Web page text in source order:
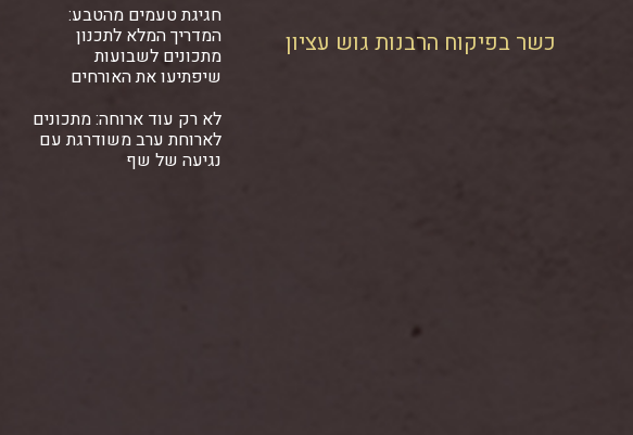
כשר בפיקוח הרבנות גוש עציון
חגיגת טעמים מהטבע:
המדריך המלא לתכנון
מתכונים לשבועות
שיפתיעו את האורחים
לא רק עוד ארוחה: מתכונים
לארוחת ערב משודרגת עם
נגיעה של שף